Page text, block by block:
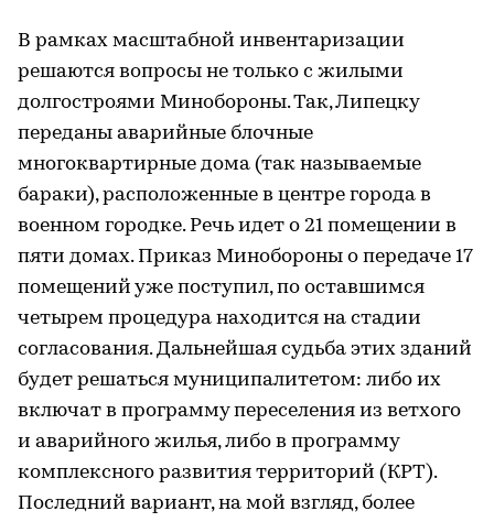
В рамках масштабной инвентаризации
решаются вопросы не только с жилыми
долгостроями Минобороны. Так, Липецку
переданы аварийные блочные
многоквартирные дома (так называемые
бараки), расположенные в центре города в
военном городке. Речь идет о 21 помещении в
пяти домах. Приказ Минобороны о передаче 17
помещений уже поступил, по оставшимся
четырем процедура находится на стадии
согласования. Дальнейшая судьба этих зданий
будет решаться муниципалитетом: либо их
включат в программу переселения из ветхого
и аварийного жилья, либо в программу
комплексного развития территорий (КРТ).
Последний вариант, на мой взгляд, более